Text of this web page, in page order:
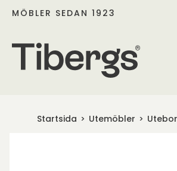
MÖBLER SEDAN 1923
Startsida Utemöbler